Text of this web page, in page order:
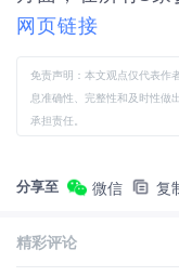
网页链接
免责声明：本文观点仅代表作
息准确性、完整性和及时性做
承担责任。
分享至 微信 复
精彩评论